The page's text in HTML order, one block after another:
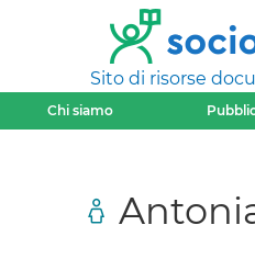
Sito di risorse
Chi siamo